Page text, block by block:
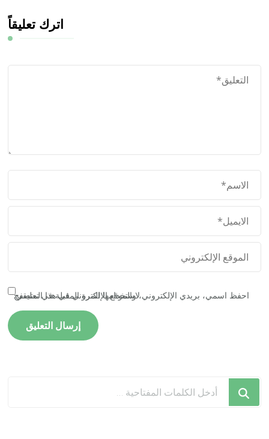
اترك تعليقاً
احفظ اسمي، بريدي الإلكتروني، والموقع الإلكتروني في هذا المتصفح لاستخدامها المرة المقبلة في تعليقي.
تبحث